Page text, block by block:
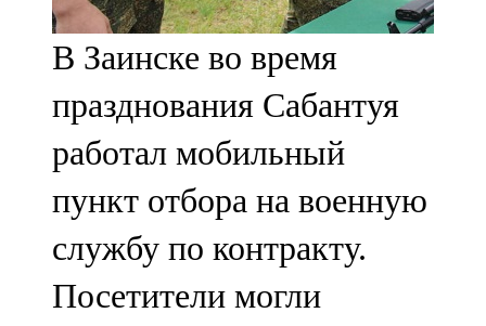
107,8 FM
Теләче
106,1 FM
Түбән Кама
102,6 FM
Чирмешән
107,7 FM
В Заинске во время
празднования Сабантуя
работал мобильный
пункт отбора на военную
службу по контракту.
Посетители могли